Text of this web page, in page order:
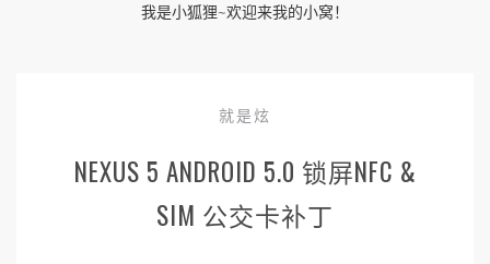
我是小狐狸~欢迎来我的小窝！
就是炫
NEXUS 5 ANDROID 5.0 锁屏NFC &
SIM 公交卡补丁